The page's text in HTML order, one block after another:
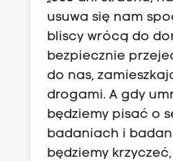
usuwa się nam
bliscy wrócą do
bezpiecznie
do nas,
drogami. A gdy
będziemy pisać o
badaniach i
będziemy